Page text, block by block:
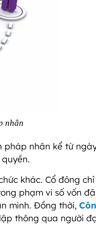
nhân
pháp nhân kể từ
khác. Cổ đông
phạm vi số vốn
mình. Đồng thời,
thông qua người